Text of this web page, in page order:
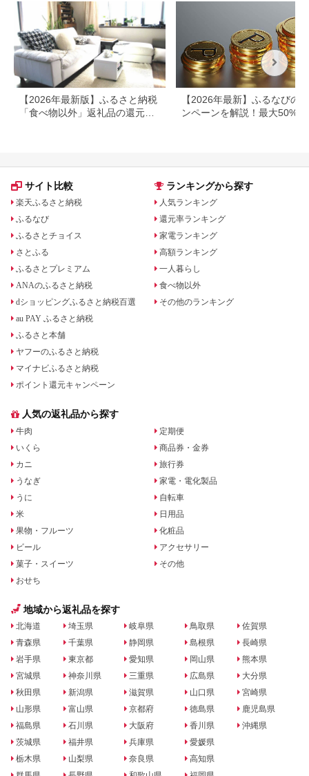
【2026年最新版】ふるさと納税
「食べ物以外」返礼品の還元率
【2026年最新】ふるなびの
ンペーンを解説！最大50%還
サイト比較
楽天ふるさと納税
ふるなび
ふるさとチョイス
さとふる
ふるさとプレミアム
ANAのふるさと納税
dショッピングふるさと納税百選
au PAY ふるさと納税
ふるさと本舗
ヤフーのふるさと納税
マイナビふるさと納税
ポイント還元キャンペーン
ランキングから探す
人気ランキング
還元率ランキング
家電ランキング
高額ランキング
一人暮らし
食べ物以外
その他のランキング
人気の返礼品から探す
牛肉
いくら
カニ
うなぎ
うに
米
果物・フルーツ
ビール
菓子・スイーツ
おせち
定期便
商品券・金券
旅行券
家電・電化製品
自転車
日用品
化粧品
アクセサリー
その他
地域から返礼品を探す
北海道
青森県
岩手県
宮城県
秋田県
山形県
福島県
茨城県
栃木県
埼玉県
千葉県
東京都
神奈川県
新潟県
富山県
石川県
福井県
山梨県
岐阜県
静岡県
愛知県
三重県
滋賀県
京都府
大阪府
兵庫県
奈良県
鳥取県
島根県
岡山県
広島県
山口県
徳島県
香川県
愛媛県
高知県
佐賀県
長崎県
熊本県
大分県
宮崎県
鹿児島県
沖縄県